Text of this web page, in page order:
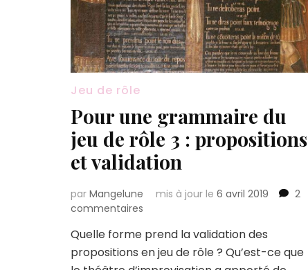
Jeu de rôle
Pour une grammaire du
jeu de rôle 3 : propositions
et validation
par Mangelune mis à jour le 6 avril 2019
2
commentaires
une
grammaire
du
Quelle forme prend la validation des
propositions en jeu de rôle ? Qu’est-ce que